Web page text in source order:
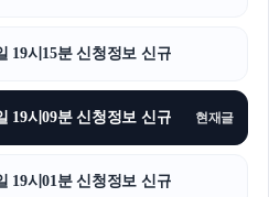
19시15분 신청정보 신규
19시09분 신청정보 신규 현재글
19시01분 신청정보 신규